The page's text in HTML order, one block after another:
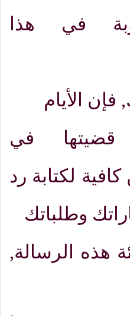
في هذا
, فإن الأيام
قضيتها في
لكتابة رد
وطلباتك
هذه الرسالة,